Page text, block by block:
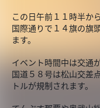
この日午前１１時半か
国際通りで１４旗の旗
ます。
イベント時間中は交通
国道５８号は松山交差
トルが規制されます。